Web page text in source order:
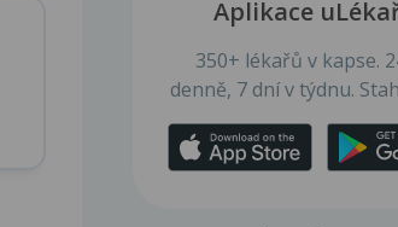
Aplikace
350+ lékařů v kapse.
denně, 7 dní v týdnu.